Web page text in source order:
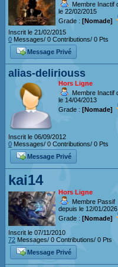
Membre Inactif
le 22/02/2015
Grade : [Nomade]
Inscrit le 21/02/2015
0 Messages/ 0 Contributions/ 0 Pts
Message Privé
alias-deliriouss
Hors Ligne
Membre Inactif
le 14/04/2013
Grade : [Nomade]
Inscrit le 06/09/2012
0 Messages/ 0 Contributions/ 0 Pts
Message Privé
kai14
Hors Ligne
Membre Passif
depuis le 12/01/2026
Grade : [Nomade]
Inscrit le 07/11/2010
72 Messages/ 0 Contributions/ 0 Pts
Message Privé